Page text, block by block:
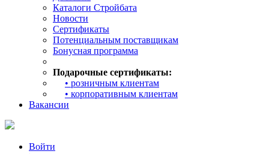
Каталоги Стройбата
Новости
Сертификаты
Потенциальным поставщикам
Бонусная программа
Подарочные сертификаты:
• розничным клиентам
• корпоративным клиентам
Вакансии
Войти